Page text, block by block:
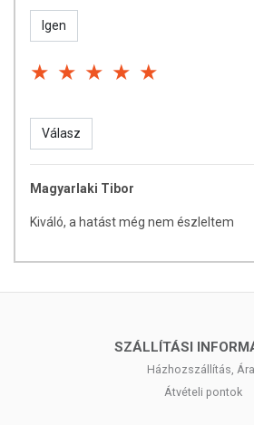
Igen
Válasz
Magyarlaki Tibor
Kiváló, a hatást még nem észleltem
SZÁLLÍTÁSI
Házhozszállítás,
Átvételi pontok